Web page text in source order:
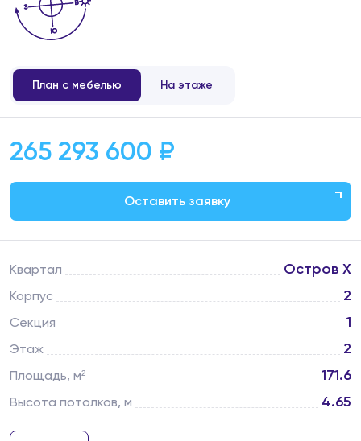
План с мебелью На этаже
Квартал Остров Х
Корпус 2
Секция 1
Этаж 2
Площадь, м² 171.6
Высота потолков, м 4.65
265 293 600 ₽
Оставить заявку